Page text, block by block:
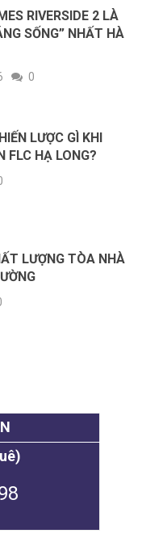
RIVERSIDE 2 LÀ
SỐNG” NHẤT HÀ
0
LƯỢC GÌ KHI
FLC HẠ LONG?
LƯỢNG TÒA NHÀ